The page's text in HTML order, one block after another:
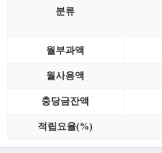
분류
월부과액
월사용액
충당금잔액
적립요율(%)